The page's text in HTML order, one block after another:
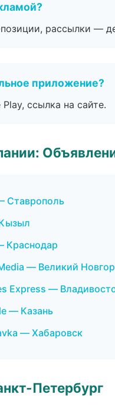
рассылки —
приложение?
ссылка на сайте.
Ставрополь
Краснодар
— Великий
Express —
— Казань
— Хабаровск
Петербург